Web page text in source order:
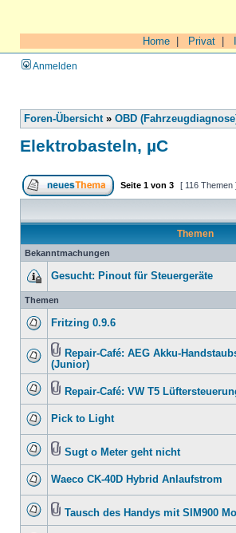
Home Privat
Anmelden
Foren-Übersicht» OBD
Elektrobasteln, µC
Seite 1 von 3 [ 116 Themen
Themen
Bekanntmachungen
Gesucht: Pinout für Steuergeräte
Themen
Fritzing 0.9.6
Repair-Café: AEG Akku-
(Junior)
Repair-Café: VW T5
Pick to Light
Sugt o Meter geht nicht
Waeco CK-40D Hybrid Anlaufstrom
Tausch des Handys mit SIM900